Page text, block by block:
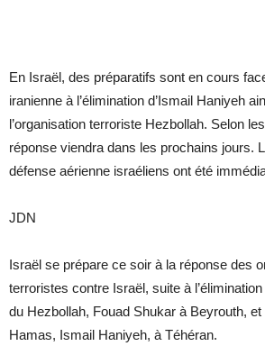
En Israël, des préparatifs sont en cours
iranienne à l’élimination d’Ismail Haniyeh
l’organisation terroriste Hezbollah. Selon
réponse viendra dans les prochains jours.
défense aérienne israéliens ont été
JDN
Israël se prépare ce soir à la réponse des
terroristes contre Israël, suite à
du Hezbollah, Fouad Shukar à Beyrouth,
Hamas, Ismail Haniyeh, à Téhéran.